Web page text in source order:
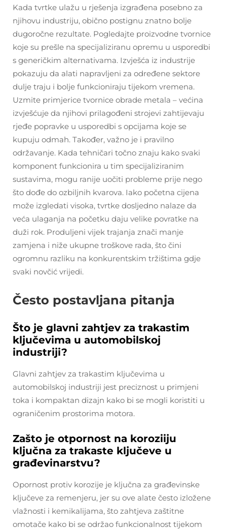
Kada tvrtke ulažu u rješenja izgrađena posebno za
njihovu industriju, obično postignu znatno bolje
dugoročne rezultate. Pogledajte proizvodne tvornice
koje su prešle na specijaliziranu opremu u usporedbi
s generičkim alternativama. Izvješća iz industrije
pokazuju da alati napravljeni za određene sektore
dulje traju i bolje funkcioniraju tijekom vremena.
Uzmite primjerice tvornice obrade metala – većina
izvješćuje da njihovi prilagođeni strojevi zahtijevaju
rjeđe popravke u usporedbi s opcijama koje se
kupuju odmah. Također, važno je i pravilno
održavanje. Kada tehničari točno znaju kako svaki
komponent funkcionira u tim specijaliziranim
sustavima, mogu ranije uočiti probleme prije nego
što dođe do ozbiljnih kvarova. Iako početna cijena
može izgledati visoka, tvrtke dosljedno nalaze da
veća ulaganja na početku daju velike povratke na
duži rok. Produljeni vijek trajanja znači manje
zamjena i niže ukupne troškove rada, što čini
ogromnu razliku na konkurentskim tržištima gdje
svaki novčić vrijedi.
Često postavljana pitanja
Što je glavni zahtjev za trakastim
ključevima u automobilskoj
industriji?
Glavni zahtjev za trakastim ključevima u
automobilskoj industriji jest preciznost u primjeni
toka i kompaktan dizajn kako bi se mogli koristiti u
ograničenim prostorima motora.
Zašto je otpornost na koroziiju
ključna za trakaste ključeve u
građevinarstvu?
Opornost protiv korozije je ključna za građevinske
ključeve za remenjeru, jer su ove alate često izložene
vlažnosti i kemikalijama, što zahtjeva zaštitne
omotače kako bi se održao funkcionalnost tijekom